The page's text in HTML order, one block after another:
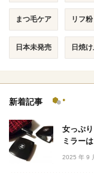
まつ毛ケア リフ粉
日本未発売 日焼
新着記事
女っぷ
ミラー
2025 年 9